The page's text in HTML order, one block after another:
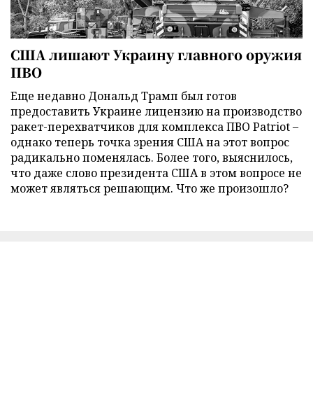
США лишают Украину главного оружия
ПВО
Еще недавно Дональд Трамп был готов
предоставить Украине лицензию на производство
ракет-перехватчиков для комплекса ПВО Patriot –
однако теперь точка зрения США на этот вопрос
радикально поменялась. Более того, выяснилось,
что даже слово президента США в этом вопросе не
может являться решающим. Что же произошло?